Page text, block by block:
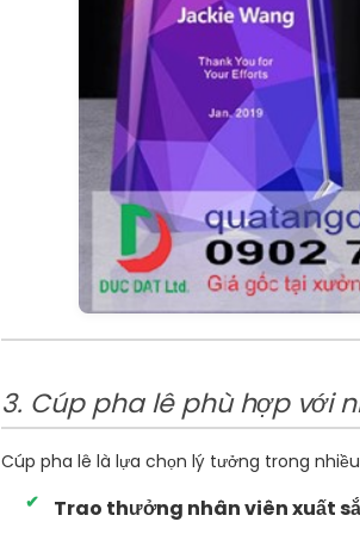
3. Cúp pha lê phù hợp với
Cúp pha lê là lựa chọn lý tưởng trong
Trao thưởng nhân viên xuất